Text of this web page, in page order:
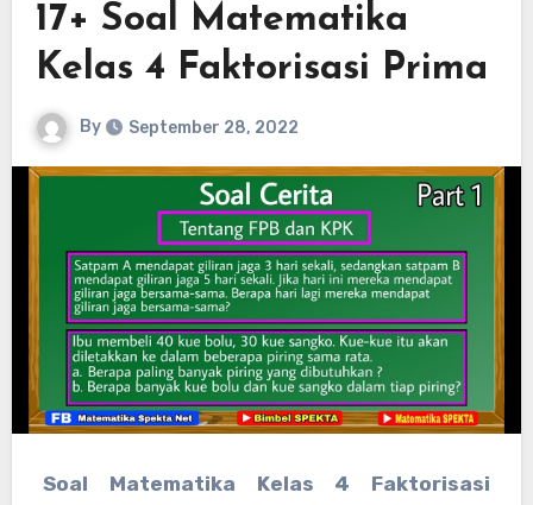
17+ Soal Matematika
Kelas 4 Faktorisasi Prima
By September 28, 2022
Soal Matematika Kelas 4 Faktorisasi